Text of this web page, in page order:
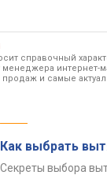
справочный
менеджера интернет-
продаж и самые
Как выбрать
Секреты выбора